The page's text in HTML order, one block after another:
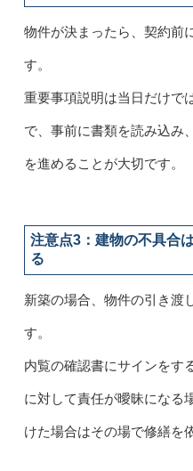
物件が決まったら、契約前
す。
重要事項説明は当日だけで
で、事前に書類を読み込み
を進めることが大切です。
注意点3：建物の不具合
る
新築の場合、物件の引き渡
す。
内覧の確認書にサインをす
に対して責任が曖昧になる
けた場合はその場で修繕を